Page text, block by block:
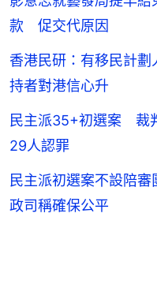
款 促交代原因
香港民研：有移民計
持者對港信心升
民主派35+初選案 裁
29人認罪
民主派初選案不設陪
政司稱確保公平